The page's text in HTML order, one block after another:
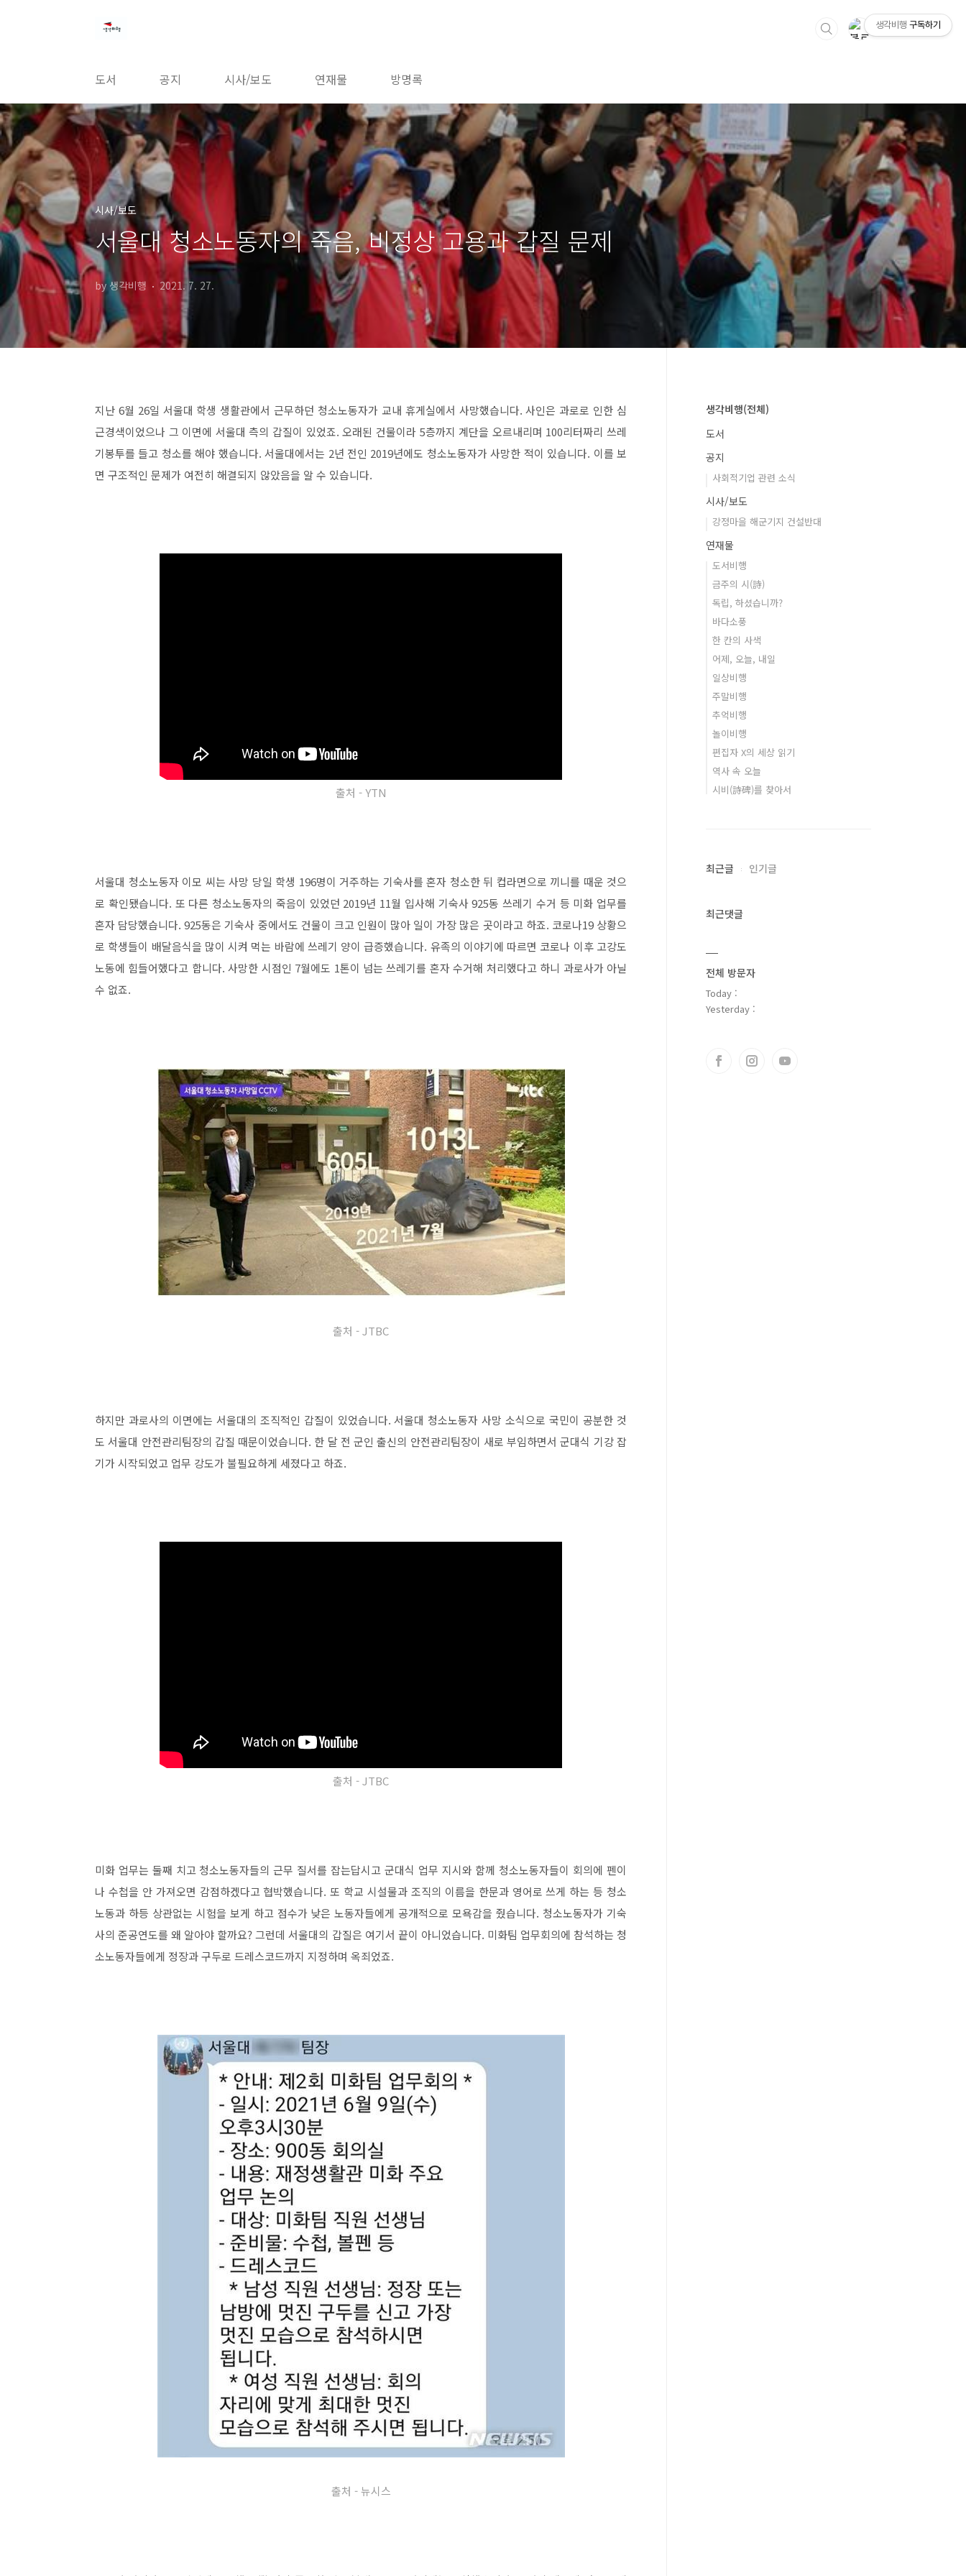
도서 공지 시사/보도 연재물 방명록
시사/보도
서울대 청소노동자의 죽음, 비정상 고용과 갑질 문제
by 생각비행 2021. 7. 27.
지난 6월 26일 서울대 학생 생활관에서 근무하던 청소노동자가 교내 휴게실에서 사망했습니다. 사인은 과로로 인한 심
근경색이었으나 그 이면에 서울대 측의 갑질이 있었죠. 오래된 건물이라 5층까지 계단을 오르내리며 100리터짜리 쓰레
기봉투를 들고 청소를 해야 했습니다. 서울대에서는 2년 전인 2019년에도 청소노동자가 사망한 적이 있습니다. 이를 보
면 구조적인 문제가 여전히 해결되지 않았음을 알 수 있습니다.
출처 - YTN
서울대 청소노동자 이모 씨는 사망 당일 학생 196명이 거주하는 기숙사를 혼자 청소한 뒤 컵라면으로 끼니를 때운 것으
로 확인됐습니다. 또 다른 청소노동자의 죽음이 있었던 2019년 11월 입사해 기숙사 925동 쓰레기 수거 등 미화 업무를
혼자 담당했습니다. 925동은 기숙사 중에서도 건물이 크고 인원이 많아 일이 가장 많은 곳이라고 하죠. 코로나19 상황으
로 학생들이 배달음식을 많이 시켜 먹는 바람에 쓰레기 양이 급증했습니다. 유족의 이야기에 따르면 코로나 이후 고강도
노동에 힘들어했다고 합니다. 사망한 시점인 7월에도 1톤이 넘는 쓰레기를 혼자 수거해 처리했다고 하니 과로사가 아닐
수 없죠.
출처 - JTBC
하지만 과로사의 이면에는 서울대의 조직적인 갑질이 있었습니다. 서울대 청소노동자 사망 소식으로 국민이 공분한 것
도 서울대 안전관리팀장의 갑질 때문이었습니다. 한 달 전 군인 출신의 안전관리팀장이 새로 부임하면서 군대식 기강 잡
기가 시작되었고 업무 강도가 불필요하게 세졌다고 하죠.
출처 - JTBC
미화 업무는 둘째 치고 청소노동자들의 근무 질서를 잡는답시고 군대식 업무 지시와 함께 청소노동자들이 회의에 펜이
나 수첩을 안 가져오면 감점하겠다고 협박했습니다. 또 학교 시설물과 조직의 이름을 한문과 영어로 쓰게 하는 등 청소
노동과 하등 상관없는 시험을 보게 하고 점수가 낮은 노동자들에게 공개적으로 모욕감을 줬습니다. 청소노동자가 기숙
사의 준공연도를 왜 알아야 할까요? 그런데 서울대의 갑질은 여기서 끝이 아니었습니다. 미화팀 업무회의에 참석하는 청
소노동자들에게 정장과 구두로 드레스코드까지 지정하며 옥죄었죠.
출처 - 뉴시스
생각비행(전체)
도서
공지
사회적기업 관련 소식
시사/보도
강정마을 해군기지 건설반대
연재물
도서비행
금주의 시(詩)
독립, 하셨습니까?
바다소풍
한 칸의 사색
어제, 오늘, 내일
일상비행
주말비행
추억비행
놀이비행
편집자 X의 세상 읽기
역사 속 오늘
시비(詩碑)를 찾아서
최근글 인기글
최근댓글
전체 방문자
Today :
Yesterday :
생각비행 구독하기